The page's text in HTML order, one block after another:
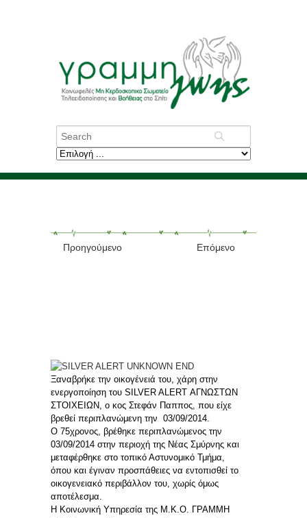
Προηγούμενο Επόμενο
Ξαναβρήκε την οικογένειά του, χάρη στην
ενεργοποίηση του SILVER ALERT ΑΓΝΩΣΤΩΝ
ΣΤΟΙΧΕΙΩΝ, ο κος Στεφάν Παππος, που είχε
βρεθεί περιπλανώμενη την 03/09/2014.
Ο 75χρονος, βρέθηκε περιπλανώμενος την
03/09/2014 στην περιοχή της Νέας Σμύρνης και
μεταφέρθηκε στο τοπικό Αστυνομικό Τμήμα,
όπου και έγιναν προσπάθειες να εντοπισθεί το
οικογενειακό περιβάλλον του, χωρίς όμως
αποτέλεσμα.
Η Κοινωνική Υπηρεσία της Μ.Κ.Ο. ΓΡΑΜΜΗ